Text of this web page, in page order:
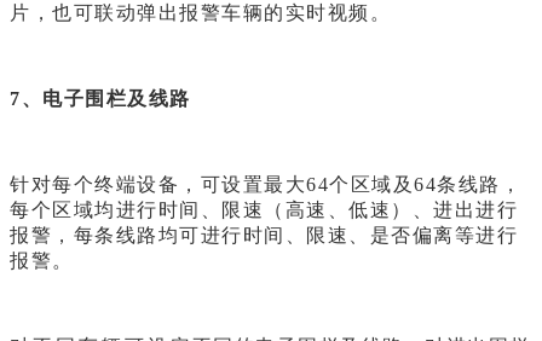
片，也可联动弹出报警车辆的实时视频。
7、电子围栏及线路
针对每个终端设备，可设置最大64个区域及64条线路，
每个区域均进行时间、限速（高速、低速）、进出进行
报警，每条线路均可进行时间、限速、是否偏离等进行
报警。